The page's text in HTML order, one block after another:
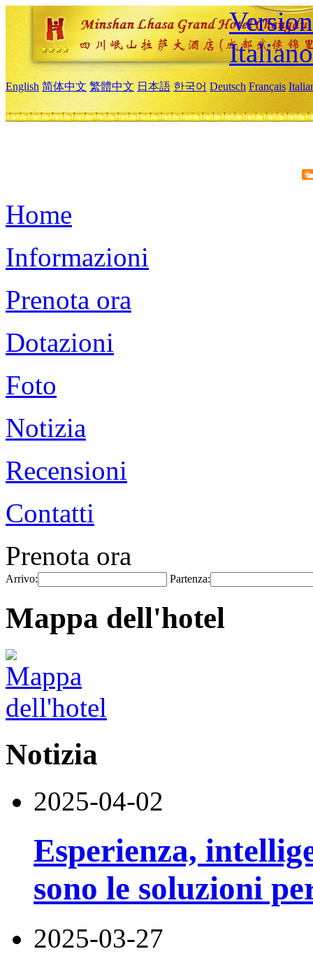
Italiano
English 简体中文 繁體中文 日本語 한국어 Deutsch Français
Home
Informazioni
Prenota ora
Dotazioni
Foto
Notizia
Recensioni
Contatti
Prenota ora
Arrivo: Partenza:
Mappa dell'hotel
Notizia
2025-04-02
Esperienza,
sono le soluzioni
2025-03-27